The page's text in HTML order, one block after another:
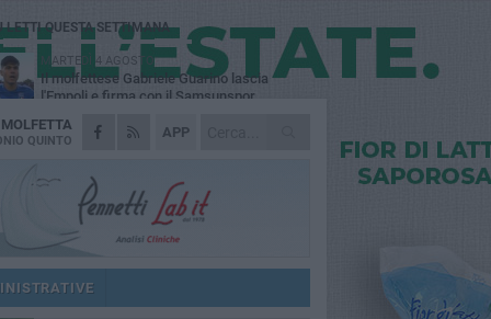
APP
MOLFETTA
QUINTO
LETTI QUESTA SETTIMANA
MARTEDÌ 4 AGOSTO
Il molfettese Gabriele Guarino lascia
l'Empoli e firma con il Samsunspor
LUNEDÌ 3 AGOSTO
Palazzetto Giovanni Panunzio: dove lo
DOMENICA 2 AGOSTO
Tennistavolo, il molfettese Roberto
Minervini riparte da Otranto
SABATO 1 AGOSTO
Molfetta Sportiva in Promozione
nonostante il record negativo di
MARTEDÌ 4 AGOSTO